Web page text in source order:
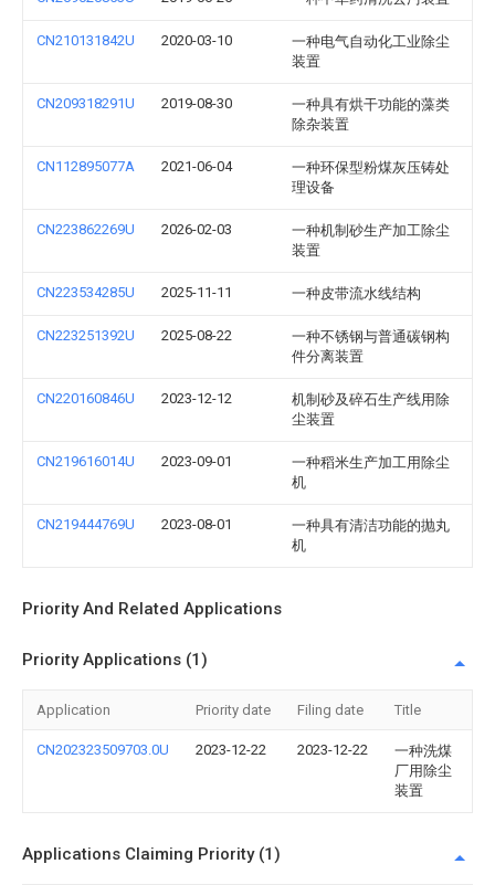
CN210131842U 2020-03-10
一种电气自动化工业除尘
装置
CN209318291U 2019-08-30
一种具有烘干功能的藻类
除杂装置
CN112895077A 2021-06-04
一种环保型粉煤灰压铸处
理设备
CN223862269U 2026-02-03
一种机制砂生产加工除尘
装置
CN223534285U 2025-11-11 一种皮带流水线结构
CN223251392U 2025-08-22
一种不锈钢与普通碳钢构
件分离装置
CN220160846U 2023-12-12
机制砂及碎石生产线用除
尘装置
CN219616014U 2023-09-01
一种稻米生产加工用除尘
机
CN219444769U 2023-08-01
一种具有清洁功能的抛丸
机
Priority And Related Applications
Priority Applications (1)
Application Priority date Filing date Title
CN202323509703.0U 2023-12-22 2023-12-22
一种洗煤
厂用除尘
装置
Applications Claiming Priority (1)